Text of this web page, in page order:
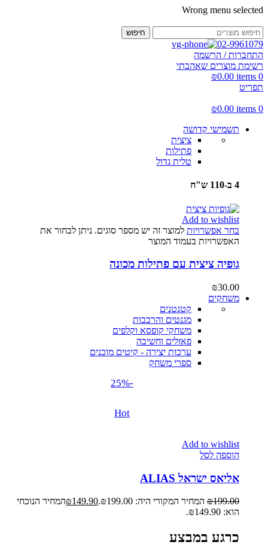
Wrong menu selected
חיפוש
02-9961079
התחברות / הרשמה
רשימת מוצרים שאהבתי
0
items
₪0.00
תפריט
0
items
₪0.00
תשמישי קדושה
ציצית
פתילות
טלית גדול
4 ב-110 ש"ח
Add to wishlist
בחר אפשרויות למוצר זה יש מספר סוגים. ניתן לבחור את
האפשרויות בעמוד המוצר
גופיה ציצית עם פתילות מכונה
₪30.00
משחקים
קטנטנים
מגנטים והרכבות
משחקי קופסא וקלפים
פאזלים וחשיבה
ערכות יצירה - קיטים מוכנים
ספרי משחק
-25%
Hot
Add to wishlist
הוספה לסל
אליאס ישראל ALIAS
₪199.00 המחיר המקורי היה: ₪199.00. ₪149.90
המחיר הנוכחי
הוא: ₪149.90.
כרגע במבצע